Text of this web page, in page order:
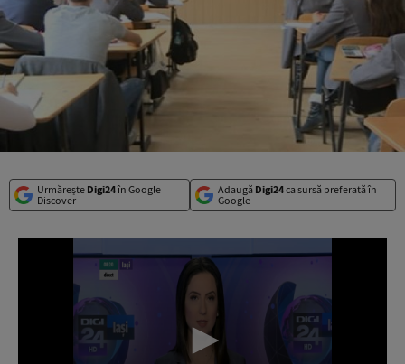
Urmărește Digi24în Google
Discover
Adaugă Digi24ca sursă preferată în
Google